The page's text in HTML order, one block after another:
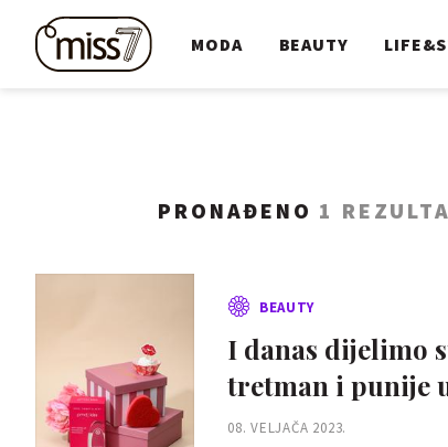
MODA BEAUTY
PRONAĐENO 1
BEAUTY
I danas dijelimo
tretman i punije
08. VELJAČA 2023.